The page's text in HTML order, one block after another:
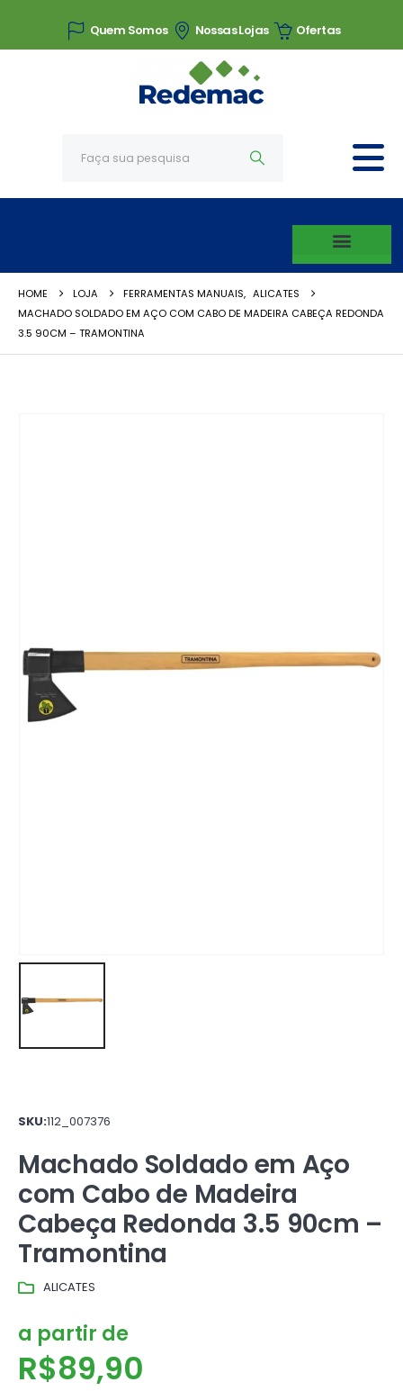
Quem Somos Nossas Lojas Ofertas
HOME LOJA FERRAMENTAS MANUAIS, ALICATES
MACHADO SOLDADO EM AÇO COM CABO DE MADEIRA CABEÇA REDONDA
3.5 90CM – TRAMONTINA
SKU:112_007376
Machado Soldado em Aço
com Cabo de Madeira
Cabeça Redonda 3.5 90cm –
Tramontina
ALICATES
a partir de
R$89,90